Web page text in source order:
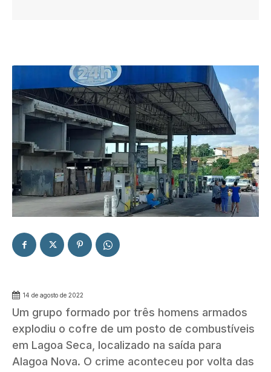
14 de agosto de 2022
Um grupo formado por três homens armados
explodiu o cofre de um posto de combustíveis
em Lagoa Seca, localizado na saída para
Alagoa Nova. O crime aconteceu por volta das